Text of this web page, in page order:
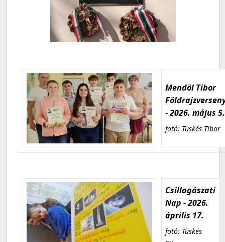
Mendöl Tibor
- 2026. május 5.
fotó: Tüskés Tibor
Csillagászati
Nap - 2026.
április 17.
fotó: Tüskés